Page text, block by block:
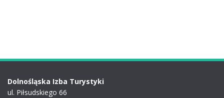
Dolnośląska Izba Turystyki
ul. Piłsudskiego 66